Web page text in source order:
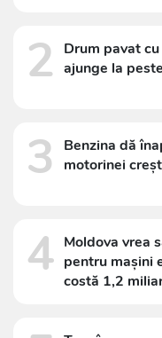
2
Drum pavat
ajunge la
3
Benzina dă
motorinei
4 Moldova vrea
pentru mașini
costă 1,2